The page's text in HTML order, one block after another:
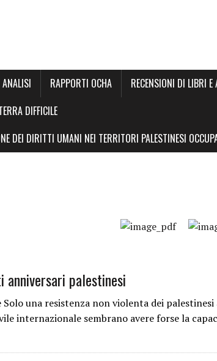
ANALISI RAPPORTI OCHA RECENSIONI DI LIBRI E
DIFFICILE
DEI DIRITTI UMANI NEI TERRITORI PALESTINESI
palestinesi
Solo una resistenza non violenta dei
internazionale sembrano avere forse la